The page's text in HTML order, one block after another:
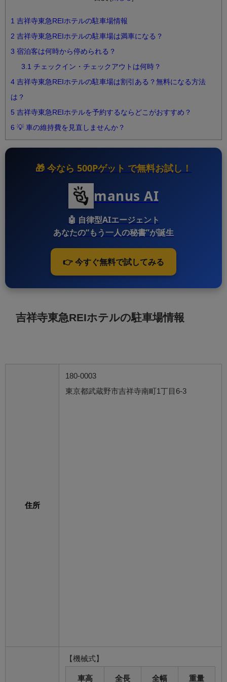
1 吉祥寺東急REIホテルの駐車場情報
2 吉祥寺東急REIホテルの駐車場は満車になる？
3 宿泊客は何時から停められる？
3.1 チェックイン・チェックアウトは何時？
4 吉祥寺東急REIホテルの駐車場は割引ある？無料になる方法
は？
5 吉祥寺東急REIホテルを予約するならどこがおすすめ？
6 💡 車の維持費を見直しませんか？
🎁 今なら 500Pゲット で無料お試し！
manus AI
🤖 自律型AIエージェント
あなたの“もう一人の秘書”が誕生
👉 今すぐ無料で試してみる
吉祥寺東急REIホテルの駐車場情報
住所
180-0003
東京都武蔵野市吉祥寺南町1丁目6-3
【機械式】
車高 全長 全幅 重量